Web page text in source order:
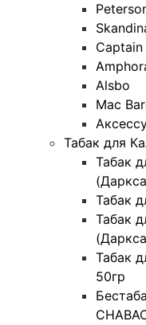
Alsbo
Mac
Табак для
Табак
Табак
Табак
Табак
50гр